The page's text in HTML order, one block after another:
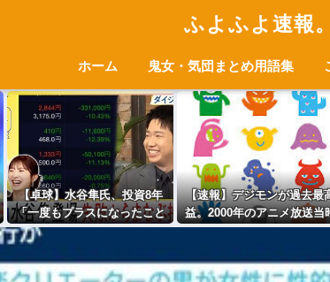
ふよふよ速報。
ホーム 鬼女・気団まとめ用語集
【卓球】水谷隼氏、投資8年
「一度もプラスになったこと
はない」の逆億り人生活 「1日
違えば億稼げるときも何回も
あった」
【速報】デジモンが過去最
益。2000年のアニメ放送当
を上回る